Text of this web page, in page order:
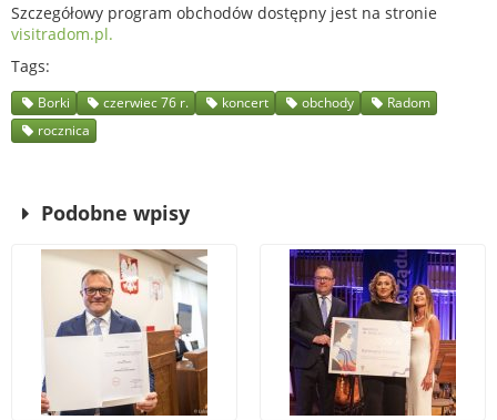
Szczegółowy program obchodów dostępny jest na stronie
visitradom.pl.
Tags
Borki czerwiec 76 r. koncert obchody
Radom
rocznica
Podobne wpisy